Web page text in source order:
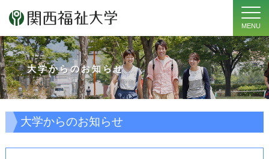
MENU
大学からのお知らせ
大学からのお知らせ